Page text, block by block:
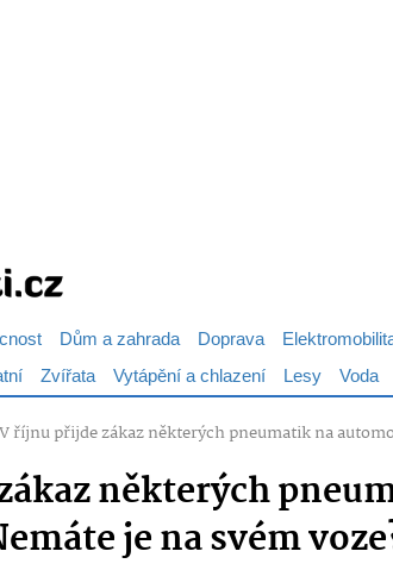
Dům a zahrada Doprava
Zvířata Vytápění a chlazení Lesy Voda
V říjnu přijde zákaz některých pneumatik na
některých
je na svém